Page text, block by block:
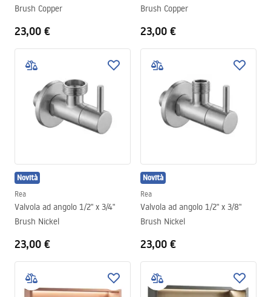
Brush Copper
23,00 €
Brush Copper
23,00 €
Novità
Rea
Valvola ad angolo 1/2" x 3/4"
Brush Nickel
23,00 €
Novità
Rea
Valvola ad angolo 1/2" x 3/8"
Brush Nickel
23,00 €